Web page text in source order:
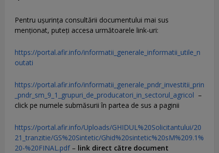
Pentru uşurinţa consultării documentului mai sus
menţionat, puteţi accesa următoarele link-uri:
https://portal.afir.info/informatii_generale_informatii_utile_n
outati
https://portal.afir.info/informatii_generale_pndr_investitii_prin
_pndr_sm_9_1_grupuri_de_producatori_in_sectorul_agricol –
click pe numele submăsurii în partea de sus a paginii
https://portal.afir.info/Uploads/GHIDUL%20Solicitantului/20
21_tranzitie/GS%20Sintetic/Ghid%20sintetic%20sM%209.1%
20-%20FINAL.pdf– link direct către document